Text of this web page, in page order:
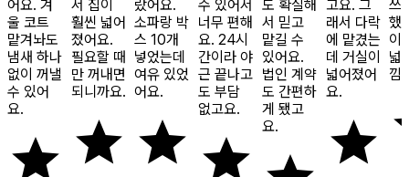
어요. 겨
울 코트
맡겨놔도
냄새 하나
없이 꺼낼
수 있어
요.
서 집이
훨씬 넓어
졌어요.
필요할 때
만 꺼내면
되니까요.
랐어요.
소파랑 박
스 10개
넣었는데
여유 있었
어요.
수 있어서
너무 편해
요. 24시
간이라 야
근 끝나고
도 부담
없고요.
도 확실해
서 믿고
맡길 수
있어요.
법인 계약
도 간편하
게 됐고
요.
고요. 그
래서 다락
에 맡겼는
데 거실이
넓어졌어
요.
쓰
했
이
넓
낌